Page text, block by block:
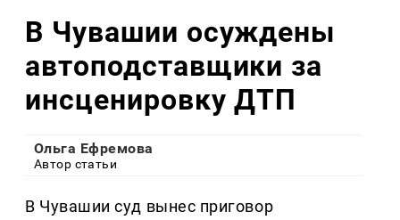
В Чувашии осуждены
автоподставщики за
инсценировку ДТП
Ольга Ефремова
Автор статьи
В Чувашии суд вынес приговор